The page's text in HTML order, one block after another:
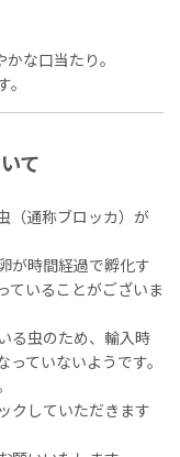
な口当たり。
て
（通称ブロッカ）が
が時間経過で孵化す
ていることがございま
る虫のため、輸入時
ていないようです。
クしていただきます